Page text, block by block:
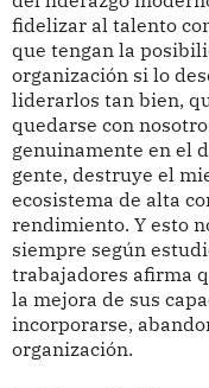
fidelizar al talento
que tengan la
organización si lo
liderarlos tan bien,
quedarse con
genuinamente en el
gente, destruye el
ecosistema de alta
rendimiento. Y esto
siempre según
trabajadores afirma
la mejora de sus
incorporarse,
organización.